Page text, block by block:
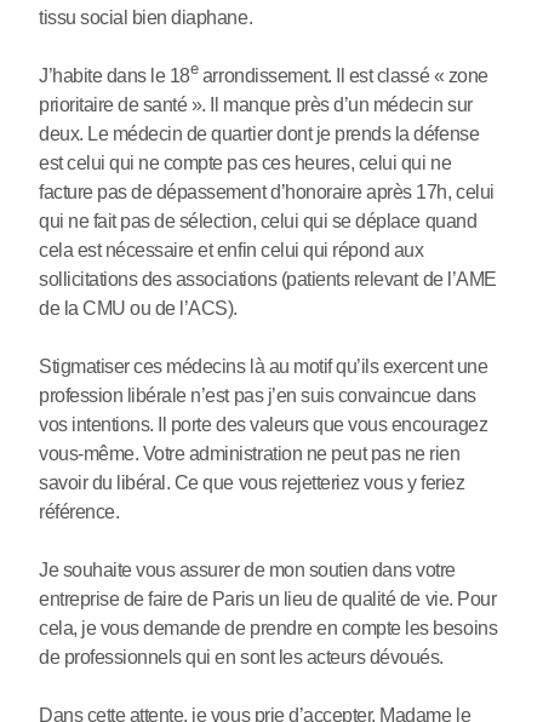
tissu social bien diaphane.
J’habite dans le 18earrondissement. Il est classé « zone
prioritaire de santé ». Il manque près d’un médecin sur
deux. Le médecin de quartier dont je prends la défense
est celui qui ne compte pas ces heures, celui qui ne
facture pas de dépassement d’honoraire après 17h, celui
qui ne fait pas de sélection, celui qui se déplace quand
cela est nécessaire et enfin celui qui répond aux
sollicitations des associations (patients relevant de l’AME
de la CMU ou de l’ACS).
Stigmatiser ces médecins là au motif qu’ils exercent une
profession libérale n’est pas j’en suis convaincue dans
vos intentions. Il porte des valeurs que vous encouragez
vous-même. Votre administration ne peut pas ne rien
savoir du libéral. Ce que vous rejetteriez vous y feriez
référence.
Je souhaite vous assurer de mon soutien dans votre
entreprise de faire de Paris un lieu de qualité de vie. Pour
cela, je vous demande de prendre en compte les besoins
de professionnels qui en sont les acteurs dévoués.
Dans cette attente, je vous prie d’accepter, Madame le